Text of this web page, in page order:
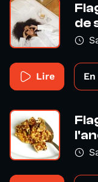
de
Lire